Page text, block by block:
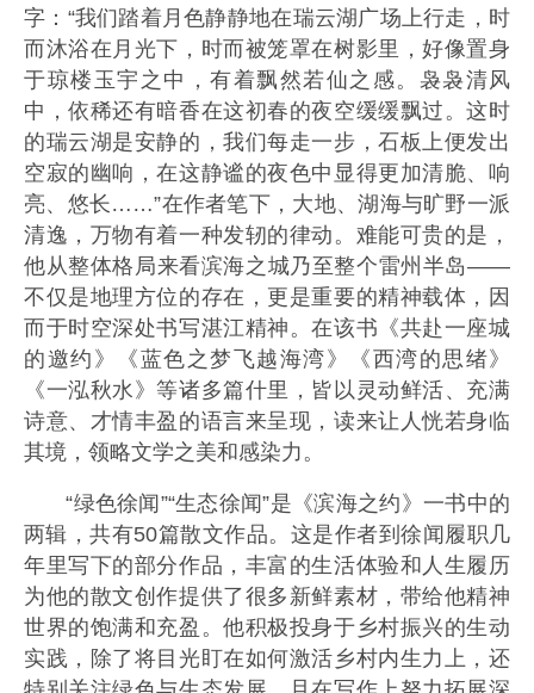
字：“我们踏着月色静静地在瑞云湖广场上行走，时
而沐浴在月光下，时而被笼罩在树影里，好像置身
于琼楼玉宇之中，有着飘然若仙之感。袅袅清风
中，依稀还有暗香在这初春的夜空缓缓飘过。这时
的瑞云湖是安静的，我们每走一步，石板上便发出
空寂的幽响，在这静谧的夜色中显得更加清脆、响
亮、悠长……”在作者笔下，大地、湖海与旷野一派
清逸，万物有着一种发轫的律动。难能可贵的是，
他从整体格局来看滨海之城乃至整个雷州半岛——
不仅是地理方位的存在，更是重要的精神载体，因
而于时空深处书写湛江精神。在该书《共赴一座城
的邀约》《蓝色之梦飞越海湾》《西湾的思绪》
《一泓秋水》等诸多篇什里，皆以灵动鲜活、充满
诗意、才情丰盈的语言来呈现，读来让人恍若身临
其境，领略文学之美和感染力。
“绿色徐闻”“生态徐闻”是《滨海之约》一书中的
两辑，共有50篇散文作品。这是作者到徐闻履职几
年里写下的部分作品，丰富的生活体验和人生履历
为他的散文创作提供了很多新鲜素材，带给他精神
世界的饱满和充盈。他积极投身于乡村振兴的生动
实践，除了将目光盯在如何激活乡村内生力上，还